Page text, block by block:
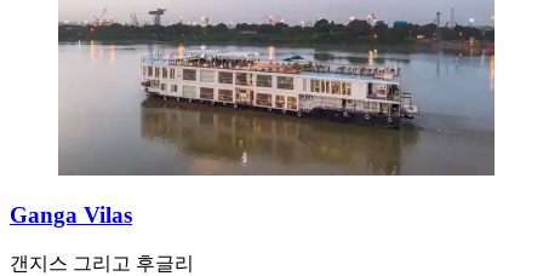
Ganga Vilas
갠지스 그리고 후글리